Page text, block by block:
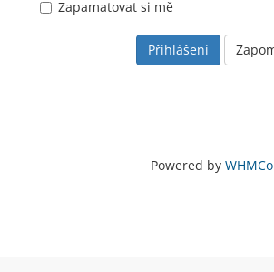
Zapamatovat si mě
Powered by